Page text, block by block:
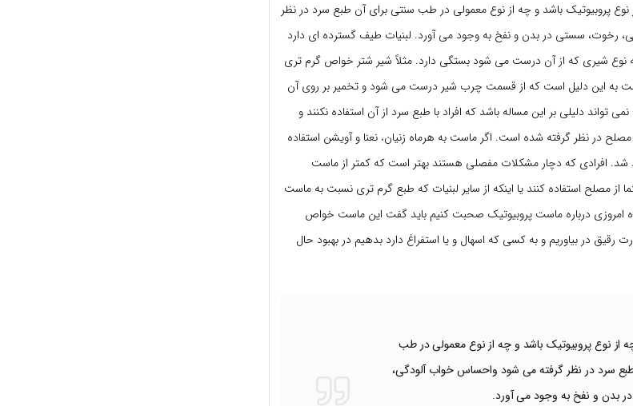
پروبیوتیک باشد و چه از نوع معمولی در طب سنتی برای آن طبع سرد در نظر
رخوت، سستی در بدن و نفخ به وجود می آورد. لبنیات طیف گسترده ای دارد
نوع شیری که از آن درست می شود بستگی دارد. مثلاً شیر شتر خواص گرم تری
به این دلیل است که از قسمت چرب شیر درست می شود و تخمیر بر روی آن
تواند دلیلی بر این مساله باشد که افراد با طبع سرد از آن استفاده نکنند و
در نظر گرفته شده است. اگر ماست به هرماه زنیان، نعنا و آویشن استفاده
شد. افرادی که دچار مشکلات مفصلی هستند بهتر است که کمتر از ماست
از مصلح استفاده کنند یا اینکه از سایر لبنیات که طبع گرم تری نسبت به ماست
امروزی درباره ماست پروبیوتیک صحبت کنیم باید گفت این ماست خواص
رقیق در بیاوریم و به کسی که اسهال و یا استفراغ دارد بدهیم در بهبود حال
نوع پروبیوتیک باشد و چه از نوع معمولی در طب
سرد در نظر گرفته می شود واحساس خواب آلودگی،
بدن و نفخ به وجود می آورد.